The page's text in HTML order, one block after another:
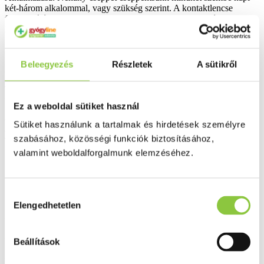
Beleegyezés Részletek A sütikről
Ez a weboldal sütiket használ
Sütiket használunk a tartalmak és hirdetések személyre
szabásához, közösségi funkciók biztosításához,
valamint weboldalforgalmunk elemzéséhez.
kiválasztása
Elengedhetetlen
Beállítások
két-három alkalommal, vagy szükség szerint. A kontaktlencse
felhasználók 2-3 cseppet alkalmazhatnak a kontaktlencsére a
kontaktlencse behelyezése előtt vagy után.
Felbontás után 90 napig felhasználható.
Összetevők:
Olasz szalmagyopár kivonat; etilén-diamin-tetra-acetát
(EDTA); izotóniás puffer oldat pH 7,2. A termék nem tartalmaz
Tiomerzált, Benzalkónium-kloridot.
Ingyenes szállítás 18 000 Ft felett
Valós gyógyszertári háttér